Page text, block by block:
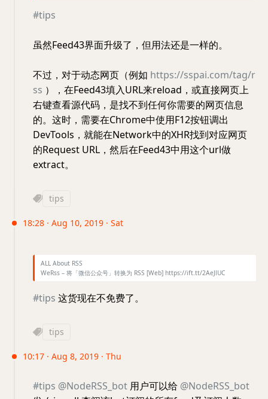
#tips
虽然Feed43界面升级了，但用法还是一样的。
不过，对于动态网页（例如 https://sspai.com/tag/r
ss ），在Feed43填入URL来reload，或直接网页上
右键查看源代码，是找不到任何你需要的网页信息
的。这时，需要在Chrome中使用F12按钮调出
DevTools，就能在Network中的XHR找到对应网页
的Request URL，然后在Feed43中用这个url做
extract。
tips
18:28 · Aug 10, 2019 · Sat
ALL About RSS
WeRss – 将「微信公众号」转换为 RSS [Web] https://ift.tt/2AeJlUC
#tips 这货现在不免费了。
tips
10:17 · Aug 8, 2019 · Thu
#tips @NodeRSS_bot 用户可以给 @NodeRSS_bot